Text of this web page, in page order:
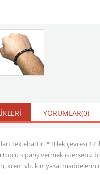
YORUMLAR(0)
tek ebattır. * Bilek çevresi 17
sipariş vermek isterseniz
krem vb. kimyasal maddelerin